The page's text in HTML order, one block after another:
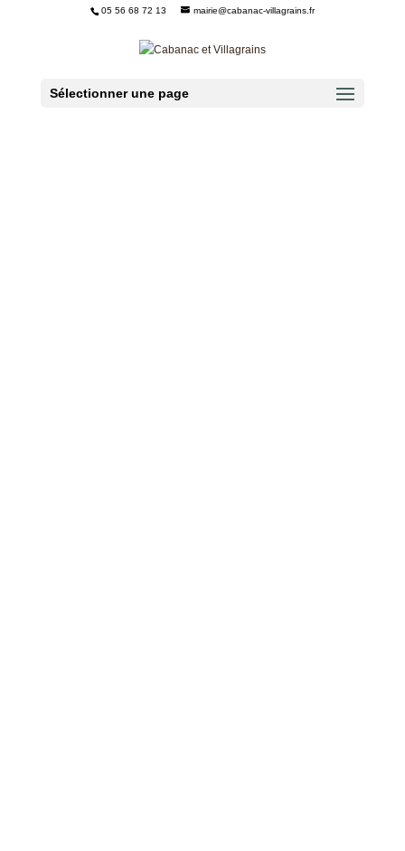
05 56 68 72 13 mairie@cabanac-villagrains.fr
Sélectionner une page